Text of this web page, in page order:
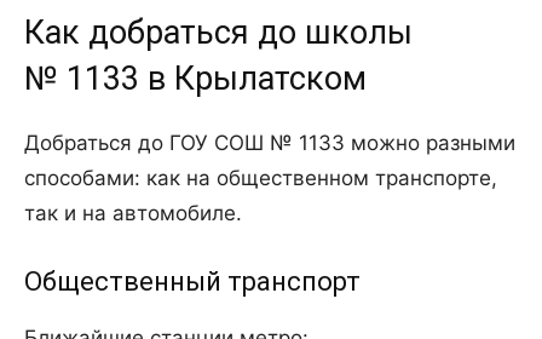
Как добраться до школы
№ 1133 в Крылатском
Добраться до ГОУ СОШ № 1133 можно разными
способами: как на общественном транспорте,
так и на автомобиле.
Общественный транспорт